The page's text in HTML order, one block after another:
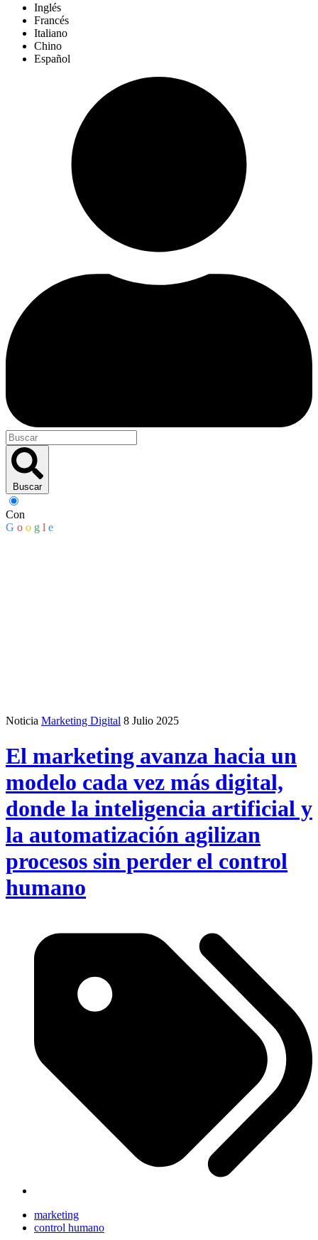
Inglés
Francés
Italiano
Chino
Español
Buscar
Con
G o o g l e
Noticia Marketing Digital 8 Julio 2025
El marketing avanza hacia un
modelo cada vez más digital,
donde la inteligencia artificial y
la automatización agilizan
procesos sin perder el control
humano
marketing
control humano